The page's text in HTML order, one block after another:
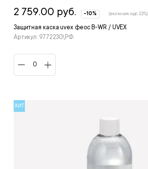
Защитная каска uvex феос B-WR / UVEX
Артикул: 9772230\РФ
2 759.00 руб. -10% (включая ндс 22%)
ХИТ